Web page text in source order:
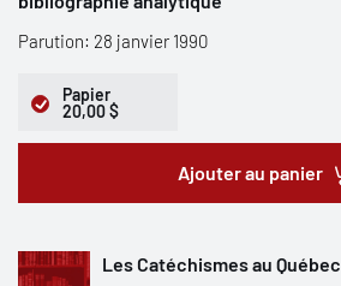
Parution: 28 janvier 1990
Papier
20,00 $
Ajouter au panier
Les Catéchismes au Québec